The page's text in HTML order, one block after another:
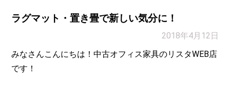
ラグマット・置き畳で新しい気分に！
2018年4月12日
みなさんこんにちは！中古オフィス家具のリスタWEB店
です！